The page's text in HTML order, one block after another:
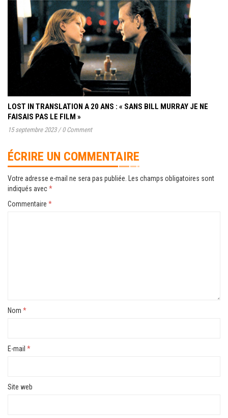
LOST IN TRANSLATION A 20 ANS : « SANS BILL MURRAY JE NE
FAISAIS PAS LE FILM »
15 septembre 2023 / 0 Comment
ÉCRIRE UN COMMENTAIRE
Votre adresse e-mail ne sera pas publiée. Les champs obligatoires sont
indiqués avec*
Commentaire *
Nom *
E-mail *
Site web